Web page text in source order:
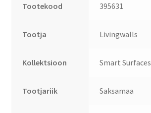
Tootekood 395631
Tootja Livingwalls
Kollektsioon Smart Surfaces
Tootjariik Saksamaa